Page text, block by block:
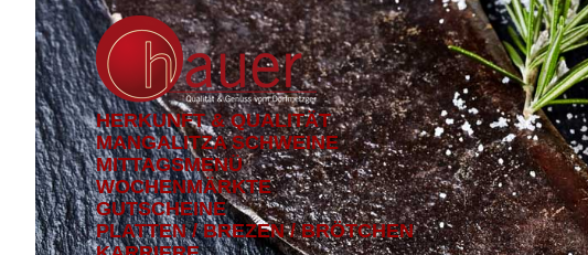
HERKUNFT & QUALITÄT
MANGALITZA SCHWEINE
MITTAGSMENÜ
WOCHENMÄRKTE
GUTSCHEINE
PLATTEN / BREZEN / BRÖTCHEN